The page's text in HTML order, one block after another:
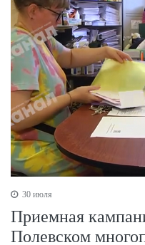
30 июля
Приемная
Полевском